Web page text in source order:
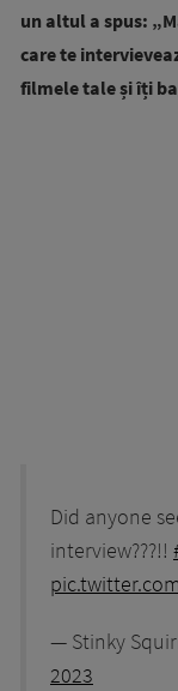
un altul a spus:
care te
filmele tale și îți
Did anyone
interview???!!
— Stinky
2023